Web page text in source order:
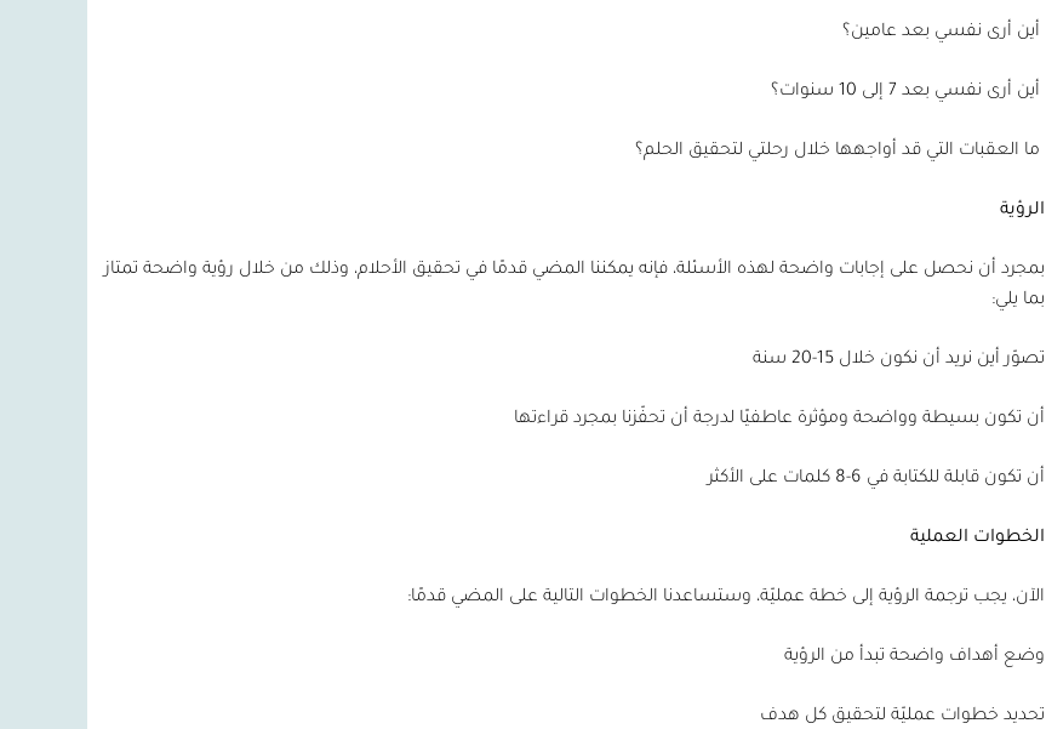
أين أرى نفسي بعد عامين؟
أين أرى نفسي بعد 7 إلى 10 سنوات؟
ما العقبات التي قد أواجهها خلال رحلتي لتحقيق الحلم؟
الرؤية
بمجرد أن نحصل على إجابات واضحة لهذه الأسئلة، فإنه يمكننا المضي قدمًا في تحقيق الأحلام، وذلك من خلال رؤية واضحة تمتاز
بما يلي:
تصوّر أين نريد أن نكون خلال 15-20 سنة
أن تكون بسيطة وواضحة ومؤثرة عاطفيًا لدرجة أن تحفّزنا بمجرد قراءتها
أن تكون قابلة للكتابة في 6-8 كلمات على الأكثر
الخطوات العملية
الآن، يجب ترجمة الرؤية إلى خطة عمليّة، وستساعدنا الخطوات التالية على المضي قدمًا:
وضع أهداف واضحة تبدأ من الرؤية
تحديد خطوات عمليّة لتحقيق كل هدف